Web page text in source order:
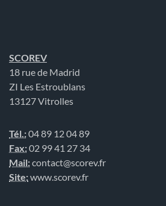
SCOREV
18 rue de Madrid
ZI Les Estroublans
13127 Vitrolles
Tél.:04 89 12 04 89
Fax:02 99 41 27 34
Mail:contact@scorev.fr
Site:www.scorev.fr